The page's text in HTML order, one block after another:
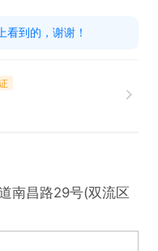
看到的，谢谢！
南昌路29号(双流区